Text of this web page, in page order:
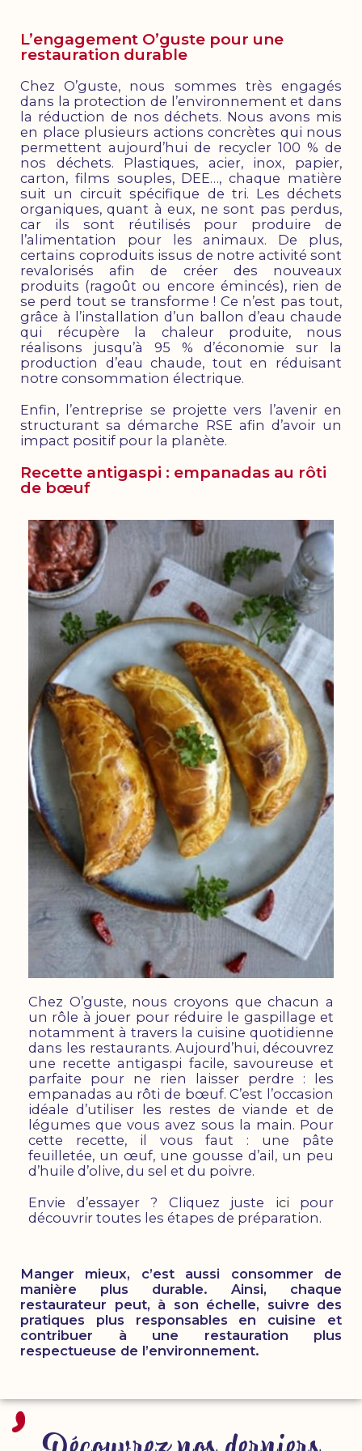
L’engagement O’guste pour une
restauration durable
Chez O’guste, nous sommes très engagés
dans la protection de l’environnement et dans
la réduction de nos déchets. Nous avons mis
en place plusieurs actions concrètes qui nous
permettent aujourd’hui de recycler 100 % de
nos déchets. Plastiques, acier, inox, papier,
carton, films souples, DEE…, chaque matière
suit un circuit spécifique de tri. Les déchets
organiques, quant à eux, ne sont pas perdus,
car ils sont réutilisés pour produire de
l’alimentation pour les animaux. De plus,
certains coproduits issus de notre activité sont
revalorisés afin de créer des nouveaux
produits (ragoût ou encore émincés), rien de
se perd tout se transforme ! Ce n’est pas tout,
grâce à l’installation d’un ballon d’eau chaude
qui récupère la chaleur produite, nous
réalisons jusqu’à 95 % d’économie sur la
production d’eau chaude, tout en réduisant
notre consommation électrique.
Enfin, l’entreprise se projette vers l’avenir en
structurant sa démarche RSE afin d’avoir un
impact positif pour la planète.
Recette antigaspi : empanadas au rôti
de bœuf
Chez O’guste, nous croyons que chacun a
un rôle à jouer pour réduire le gaspillage et
notamment à travers la cuisine quotidienne
dans les restaurants. Aujourd’hui, découvrez
une recette antigaspi facile, savoureuse et
parfaite pour ne rien laisser perdre : les
empanadas au rôti de bœuf. C’est l’occasion
idéale d’utiliser les restes de viande et de
légumes que vous avez sous la main. Pour
cette recette, il vous faut : une pâte
feuilletée, un œuf, une gousse d’ail, un peu
d’huile d’olive, du sel et du poivre.
Envie d’essayer ? Cliquez juste ici pour
découvrir toutes les étapes de préparation.
Manger mieux, c’est aussi consommer de
manière plus durable. Ainsi, chaque
restaurateur peut, à son échelle, suivre des
pratiques plus responsables en cuisine et
contribuer à une restauration plus
respectueuse de l’environnement.